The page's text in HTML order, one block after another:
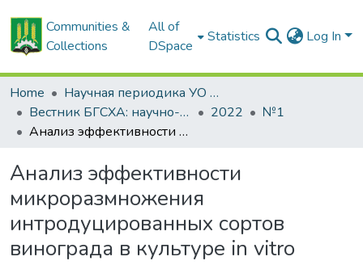
Communities &
Collections
All of
DSpace
Statistics Log In
Home
Научная периодика УО БГСХА
Вестник БГСХА: научно-методический журнал Белорусской государственной сельскохозяйственной академии
2022
№1
Анализ эффективности микроразмножения интродуцированных сортов винограда в культуре in vitro
Анализ эффективности
микроразмножения
интродуцированных сортов
винограда в культуре in vitro